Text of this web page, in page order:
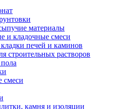
материалы
и кладочные смеси
печей и каминов
строительных растворов
смеси
камня и изоляции